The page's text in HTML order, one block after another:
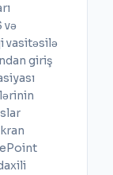
və
vasitəsilə
giriş